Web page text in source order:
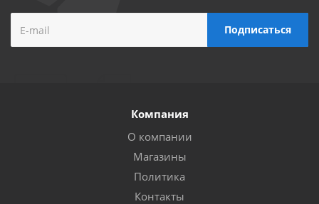
Компания
О компании
Магазины
Политика
Контакты